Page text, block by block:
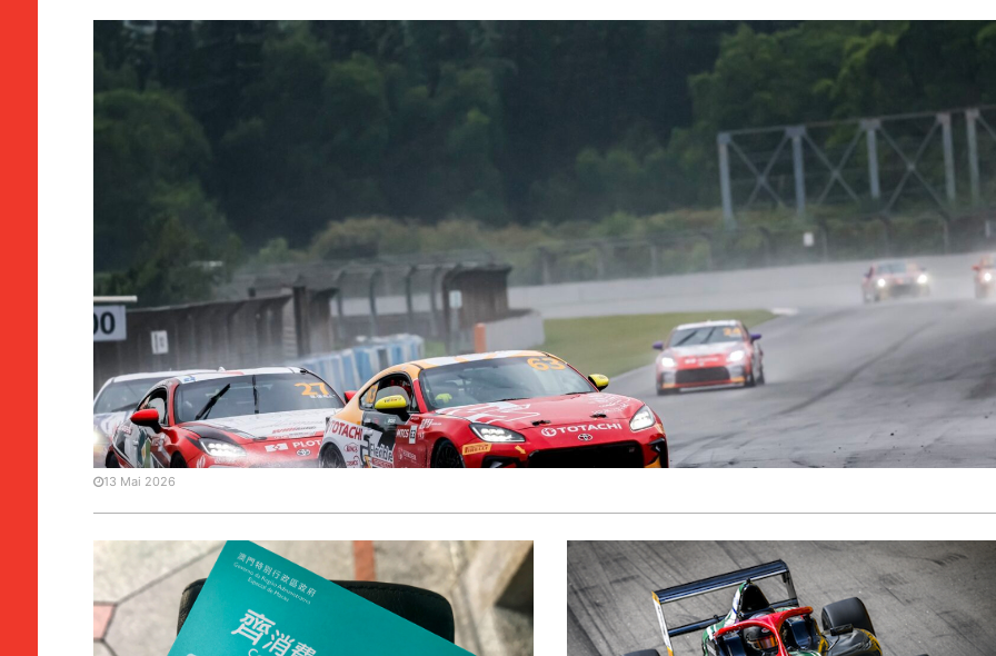
DESPORTO MANCHETE
Primeira jornada de apuramento para GP Macau
decorreu em Zhuhai
13 Mai 2026